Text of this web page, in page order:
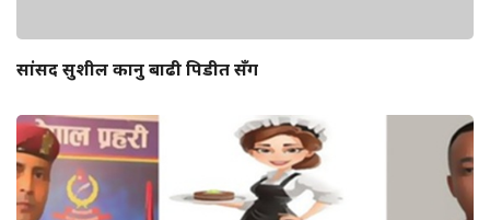
सांसद सुशील कानु बाढी पिडीत सँग